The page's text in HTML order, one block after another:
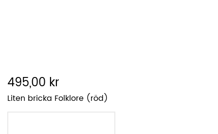
495,00 kr
Liten bricka Folklore (röd)